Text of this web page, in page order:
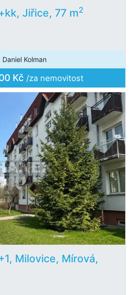
Jiřice, 77 m2
Daniel Kolman
Kč /za nemovitost
Milovice, Mírová,